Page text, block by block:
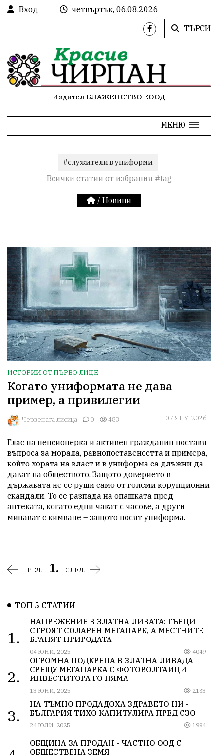
Вход
четвъртък, 06.08.2026
ТЪРСИ
Издател БЛАЖЕНСТВО ЕООД
МЕНЮ
#служители в униформи
Всички статии от избрания #tag
/ Новини
ИСТОРИИ ОТ ПЪРВО ЛИЦЕ
Когато униформата не дава
пример, а привилегии
Червената лисица 0 483 07 ЯНУ, 2026
Глас на пенсионерка и активен гражданин поставя
въпроса за морала, равнопоставеността и примера,
който хората на власт и в униформа са длъжни да
дават на обществото. Защото доверието в
държавата не се руши само от големи корупционни
скандали. То се разпада на опашката пред
аптеката, когато едни чакат с часове, а други
минават с кимване – защото носят униформа.
ПРЕД. 1. СЛЕД.
ТОП 5 СТАТИИ
1.
НАПРЕЖЕНИЕ В ЗЛАТНА ЛИВАТА: ГЪРЦИ
СТРОЯТ СОЛАРЕН МЕГАПАРК, А МЕСТНИТЕ
БРАНЯТ ПРИРОДАТА
04 ЮНИ, 2025 4049
2.
ОГРОМНА ПОДКРЕПА В ЗЛАТНА ЛИВАДА
СРЕЩУ МЕГАПАРКА С ФОТОВОЛТАИЦИ -
ИНВЕСТИТОРА ГО НЯМА
13 ЮНИ, 2025 2183
3.
НА ТЪМНО ПРОДАДОХА ЗДРАВЕТО НИ -
БЪЛГАРИЯ ТИХО КАПИТУЛИРА ПРЕД СЗО
24 ЮЛИ, 2025 1994
ОБЩИНА ЗА ПРОДАН - ЧАСТНО ООД С
ОБЩЕСТВЕНА ЗЕМЯ